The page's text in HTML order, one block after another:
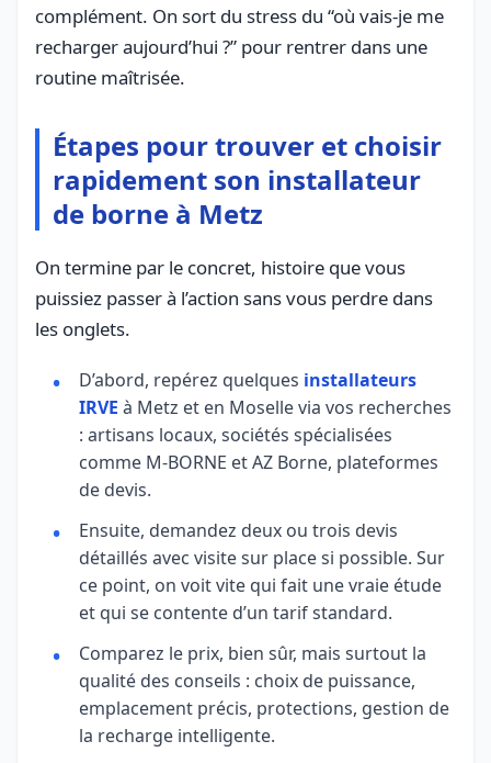
complément. On sort du stress du “où vais-je me
recharger aujourd’hui ?” pour rentrer dans une
routine maîtrisée.
Étapes pour trouver et choisir
rapidement son installateur
de borne à Metz
On termine par le concret, histoire que vous
puissiez passer à l’action sans vous perdre dans
les onglets.
D’abord, repérez quelques installateurs
IRVE à Metz et en Moselle via vos recherches
: artisans locaux, sociétés spécialisées
comme M-BORNE et AZ Borne, plateformes
de devis.
Ensuite, demandez deux ou trois devis
détaillés avec visite sur place si possible. Sur
ce point, on voit vite qui fait une vraie étude
et qui se contente d’un tarif standard.
Comparez le prix, bien sûr, mais surtout la
qualité des conseils : choix de puissance,
emplacement précis, protections, gestion de
la recharge intelligente.